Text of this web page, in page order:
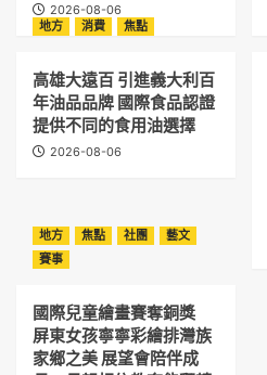
2026-08-06
地方
消費 焦點
高雄大遠百 引進義大利百
年油品品牌 國際食品認證
提供不同的食用油選擇
2026-08-06
地方 焦點 社團
藝文
賽事
國際兒童繪畫賽奪銅獎
屏東女孩寧寧彩繪排灣族
家鄉之美 展望會陪伴成